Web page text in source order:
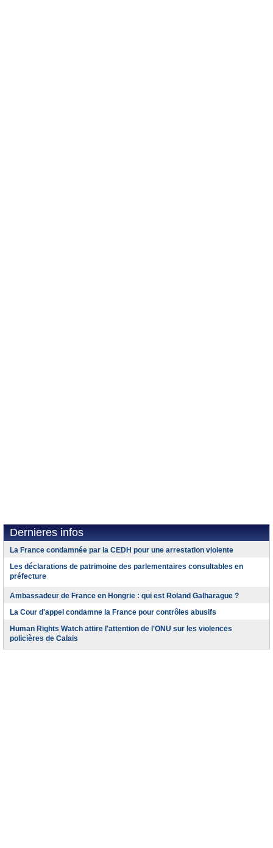
Dernieres infos
La France condamnée par la CEDH pour une arrestation violente
Les déclarations de patrimoine des parlementaires consultables en
préfecture
Ambassadeur de France en Hongrie : qui est Roland Galharague ?
La Cour d'appel condamne la France pour contrôles abusifs
Human Rights Watch attire l'attention de l'ONU sur les violences
policières de Calais